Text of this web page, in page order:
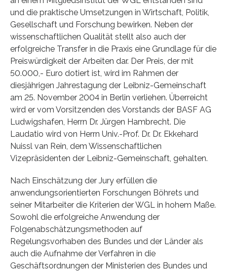
und die praktische Umsetzungen in Wirtschaft, Politik,
Gesellschaft und Forschung bewirken. Neben der
wissenschaftlichen Qualität stellt also auch der
erfolgreiche Transfer in die Praxis eine Grundlage für die
Preiswürdigkeit der Arbeiten dar. Der Preis, der mit
50.000,- Euro dotiert ist, wird im Rahmen der
diesjährigen Jahrestagung der Leibniz-Gemeinschaft
am 25. November 2004 in Berlin verliehen. Überreicht
wird er vom Vorsitzenden des Vorstands der BASF AG
Ludwigshafen, Herrn Dr. Jürgen Hambrecht. Die
Laudatio wird von Herrn Univ.-Prof. Dr. Dr. Ekkehard
Nuissl van Rein, dem Wissenschaftlichen
Vizepräsidenten der Leibniz-Gemeinschaft, gehalten.
Nach Einschätzung der Jury erfüllen die
anwendungsorientierten Forschungen Böhrets und
seiner Mitarbeiter die Kriterien der WGL in hohem Maße.
Sowohl die erfolgreiche Anwendung der
Folgenabschätzungsmethoden auf
Regelungsvorhaben des Bundes und der Länder als
auch die Aufnahme der Verfahren in die
Geschäftsordnungen der Ministerien des Bundes und